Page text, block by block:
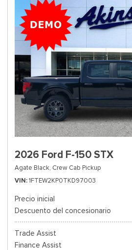
2026 Ford F-150 STX
Agate Black, Crew Cab Pickup
VIN 1FTEW2KP0TKD97003
Precio inicial
Descuento del concesionario
Trade Assist
Finance Assist